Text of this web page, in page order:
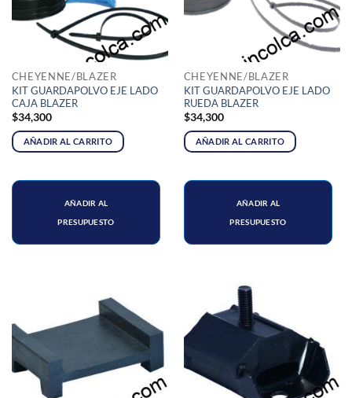
CHEYENNE/BLAZER
KIT GUARDAPOLVO EJE LADO
CAJA BLAZER
$34,300
AÑADIR AL CARRITO
AÑADIR AL
PRESUPUESTO
CHEYENNE/BLAZER
KIT GUARDAPOLVO EJE LADO
RUEDA BLAZER
$34,300
AÑADIR AL CARRITO
AÑADIR AL
PRESUPUESTO